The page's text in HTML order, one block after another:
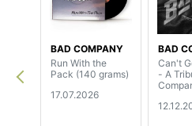
BAD COMPANY
Run With the
Pack (140 grams)
17.07.2026
BAD
Can't
- A